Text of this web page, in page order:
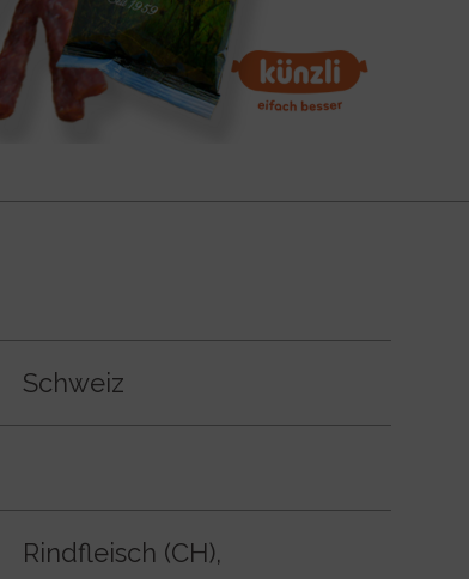
Schweiz
Rindfleisch (CH),